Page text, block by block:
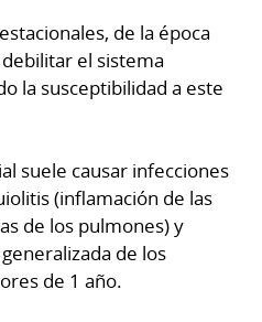
de la época
el sistema
la susceptibilidad a este
suele causar infecciones
(inflamación de las
de los pulmones) y
de los
de 1 año.